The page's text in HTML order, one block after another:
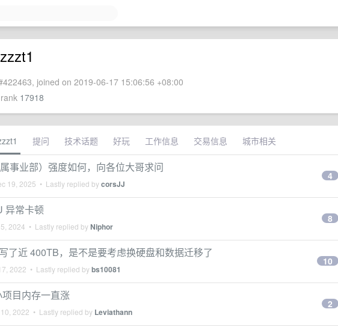
joined on 2019-06-17 15:06:56 +08:00
17918
提问 技术话题 好玩 工作信息 交易信息 城市相关
事业部）强度如何，向各位大哥求问
19, 2025 • Lastly replied bycorsJJ
4
异常卡顿
2024 • Lastly replied byNiphor
8
了近 400TB，是不是要考虑换硬盘和数据迁移了
2022 • Lastly replied bybs10081
10
目内存一直涨
2022 • Lastly replied by Leviathann
2